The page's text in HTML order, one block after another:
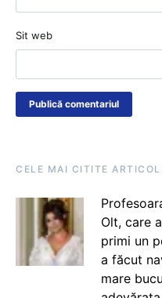
Sit web
CELE MAI CITITE
Olt, care
primi un
a făcut
mare